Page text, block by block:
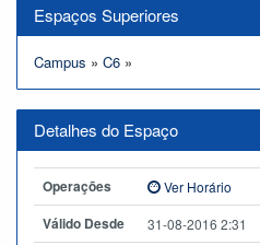
Espaços Superiores
Campus » C6 »
Detalhes do Espaço
Operações Ver Horário
Válido Desde 31-08-2016 2:31